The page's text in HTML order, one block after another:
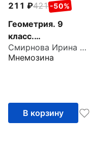
211 421 -50%
Геометрия. 9
класс.
Дидактические
материалы.
Смирнова Ирина Михайловна
Мнемозина
В корзину